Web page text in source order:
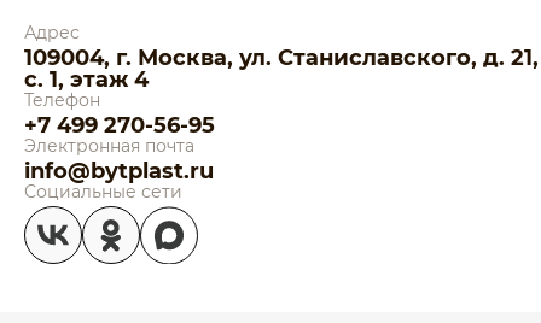
Адрес
109004, г. Москва, ул. Станиславского, д. 21,
с. 1, этаж 4
Телефон
+7 499 270-56-95
Электронная почта
info@bytplast.ru
Социальные сети